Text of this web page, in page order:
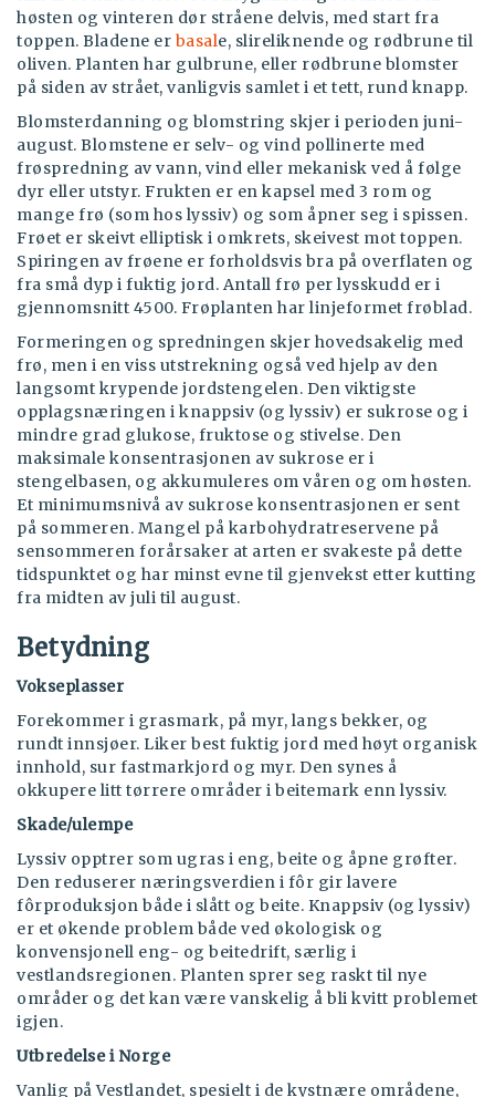
høsten og vinteren dør stråene delvis, med start fra
toppen. Bladene er basale, slireliknende og rødbrune til
oliven. Planten har gulbrune, eller rødbrune blomster
på siden av strået, vanligvis samlet i et tett, rund knapp.
Blomsterdanning og blomstring skjer i perioden juni-
august. Blomstene er selv- og vind pollinerte med
frøspredning av vann, vind eller mekanisk ved å følge
dyr eller utstyr. Frukten er en kapsel med 3 rom og
mange frø (som hos lyssiv) og som åpner seg i spissen.
Frøet er skeivt elliptisk i omkrets, skeivest mot toppen.
Spiringen av frøene er forholdsvis bra på overflaten og
fra små dyp i fuktig jord. Antall frø per lysskudd er i
gjennomsnitt 4500. Frøplanten har linjeformet frøblad.
Formeringen og spredningen skjer hovedsakelig med
frø, men i en viss utstrekning også ved hjelp av den
langsomt krypende jordstengelen. Den viktigste
opplagsnæringen i knappsiv (og lyssiv) er sukrose og i
mindre grad glukose, fruktose og stivelse. Den
maksimale konsentrasjonen av sukrose er i
stengelbasen, og akkumuleres om våren og om høsten.
Et minimumsnivå av sukrose konsentrasjonen er sent
på sommeren. Mangel på karbohydratreservene på
sensommeren forårsaker at arten er svakeste på dette
tidspunktet og har minst evne til gjenvekst etter kutting
fra midten av juli til august.
Betydning
Vokseplasser
Forekommer i grasmark, på myr, langs bekker, og
rundt innsjøer. Liker best fuktig jord med høyt organisk
innhold, sur fastmarkjord og myr. Den synes å
okkupere litt tørrere områder i beitemark enn lyssiv.
Skade/ulempe
Lyssiv opptrer som ugras i eng, beite og åpne grøfter.
Den reduserer næringsverdien i fôr gir lavere
fôrproduksjon både i slått og beite. Knappsiv (og lyssiv)
er et økende problem både ved økologisk og
konvensjonell eng- og beitedrift, særlig i
vestlandsregionen. Planten sprer seg raskt til nye
områder og det kan være vanskelig å bli kvitt problemet
igjen.
Utbredelse i Norge
Vanlig på Vestlandet, spesielt i de kystnære områdene,